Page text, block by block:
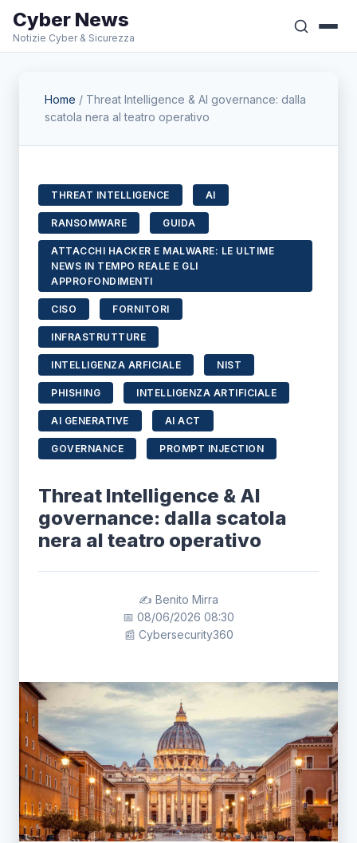
Cyber News
Notizie Cyber & Sicurezza
Home / Threat Intelligence & AI governance: dalla
scatola nera al teatro operativo
THREAT INTELLIGENCE AI
RANSOMWARE GUIDA
ATTACCHI HACKER E MALWARE: LE ULTIME
NEWS IN TEMPO REALE E GLI
APPROFONDIMENTI
CISO FORNITORI
INFRASTRUTTURE
INTELLIGENZA ARFICIALE NIST
PHISHING INTELLIGENZA ARTIFICIALE
AI GENERATIVE AI ACT
GOVERNANCE PROMPT INJECTION
Threat Intelligence & AI
governance: dalla scatola
nera al teatro operativo
✍️ Benito Mirra
📅 08/06/2026 08:30
📰 Cybersecurity360